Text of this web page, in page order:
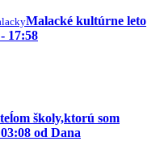
Malacké kultúrne leto
17:58
školy,ktorú som
od Dana